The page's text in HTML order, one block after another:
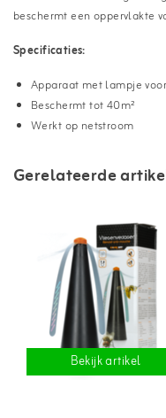
beschermt een oppervlakte
Specificaties:
Apparaat met lampje
Beschermt tot 40m²
Werkt op netstroom
Gerelateerde
Bekijk artikel